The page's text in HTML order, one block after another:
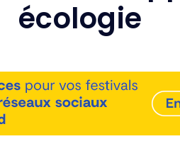
écologie